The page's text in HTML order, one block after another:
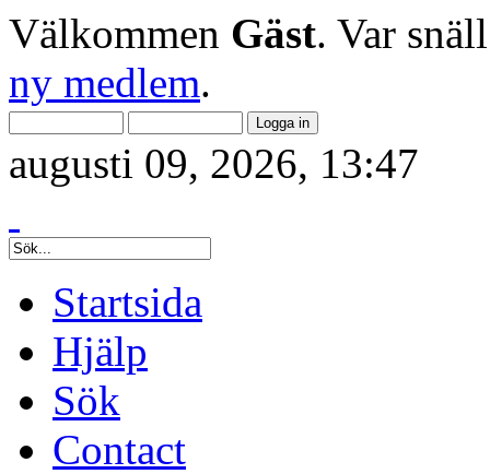
Välkommen Gäst. Var
ny medlem.
augusti 09, 2026, 13:47
Startsida
Hjälp
Sök
Contact